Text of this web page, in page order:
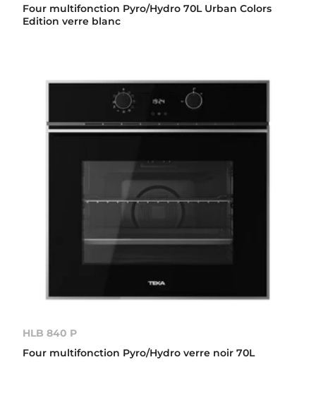
Four multifonction Pyro/Hydro 70L Urban Colors
Edition verre blanc
HLB 840 P
Four multifonction Pyro/Hydro verre noir 70L